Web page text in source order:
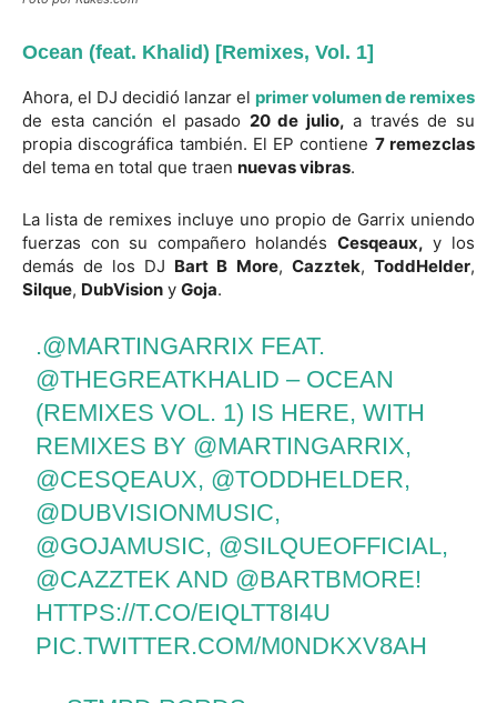
Ocean (feat. Khalid) [Remixes, Vol. 1]
Ahora, el DJ decidió lanzar el primer volumen de remixes
de esta canción el pasado 20 de julio, a través de su
propia discográfica también. El EP contiene 7 remezclas
del tema en total que traen nuevas vibras.
La lista de remixes incluye uno propio de Garrix uniendo
fuerzas con su compañero holandés Cesqeaux, y los
demás de los DJ Bart B More, Cazztek, ToddHelder,
Silque, DubVision y Goja.
.@MARTINGARRIX FEAT.
@THEGREATKHALID – OCEAN
(REMIXES VOL. 1) IS HERE, WITH
REMIXES BY @MARTINGARRIX,
@CESQEAUX, @TODDHELDER,
@DUBVISIONMUSIC,
@GOJAMUSIC, @SILQUEOFFICIAL,
@CAZZTEK AND @BARTBMORE!
HTTPS://T.CO/EIQLTT8I4U
PIC.TWITTER.COM/M0NDKXV8AH